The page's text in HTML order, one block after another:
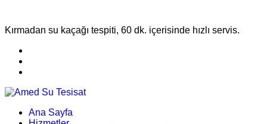
Kırmadan su kaçağı tespiti, 60 dk. içerisinde hızlı servis.
Ana Sayfa